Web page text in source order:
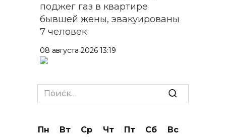
поджег газ в квартире
бывшей жены, эвакуированы
7 человек
08 августа 2026 13:19
жителей Ростовской области
с Днем физкультурника
Search
for:
Пн Вт Ср Чт Пт Сб
Вс